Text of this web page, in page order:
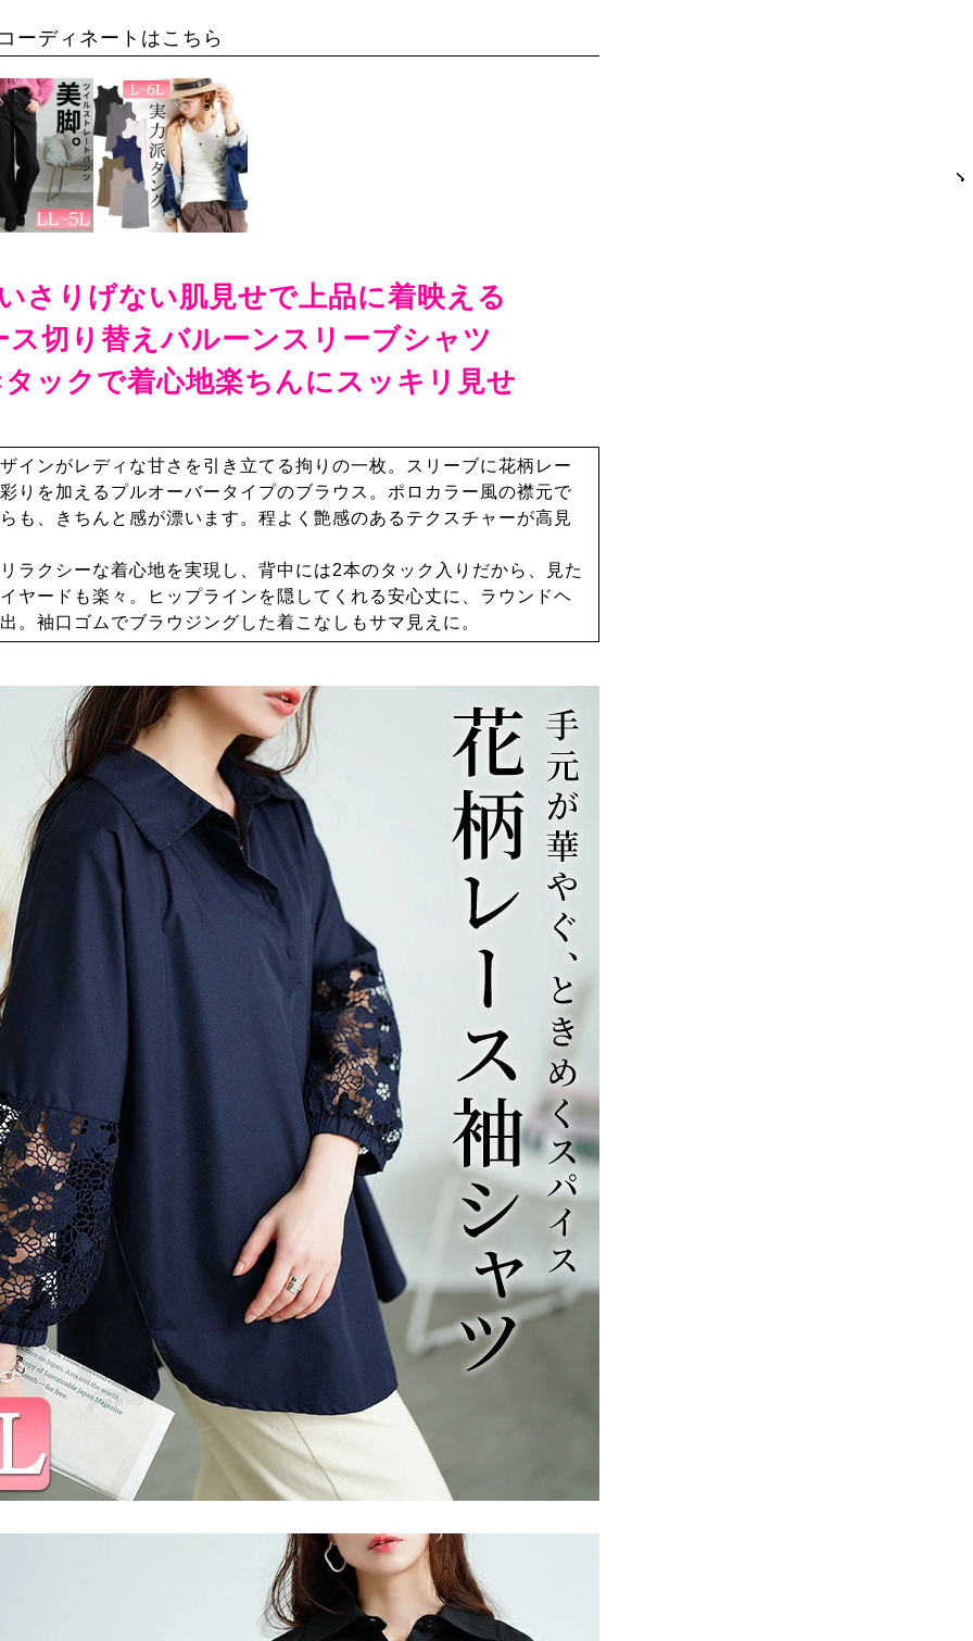
ーディネートはこちら
さりげない肌見せで上品に着映える
ス切り替えバルーンスリーブシャツ
ックで着心地楽ちんにスッキリ見せ
インがレディな甘さを引き立てる拘りの一枚。スリーブに花柄レー
りを加えるプルオーバータイプのブラウス。ポロカラー風の襟元で
も、きちんと感が漂います。程よく艶感のあるテクスチャーが高見
ラクシーな着心地を実現し、背中には2本のタック入りだから、見た
ヤードも楽々。ヒップラインを隠してくれる安心丈に、ラウンドヘ
。袖口ゴムでブラウジングした着こなしもサマ見えに。